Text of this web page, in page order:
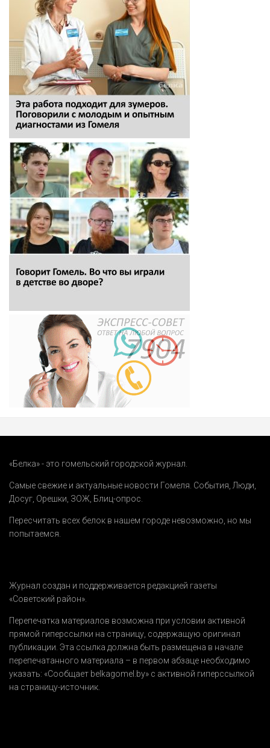
«Белка» - это гомельский городской журнал.
Самые свежие и актуальные новости Гомеля. События,Люди,
Досуг, Орешки, ЗОЖ, Блиц-опрос.
Пересчитать всех белок в нашем городе невозможно, но мы
попытаемся.
Журнал создан и поддерживается редакцией газеты
«Советский район».
Перепечатка материалов возможна при условии активной
прямой гиперссылки на страницу, содержащую оригинал
публикации. Эта ссылка должна быть размещена в начале
перепечатанного материала – в первом абзаце необходимо
указать: «Сообщает belkagomel.by» с активной гиперссылкой
на страницу-источник.